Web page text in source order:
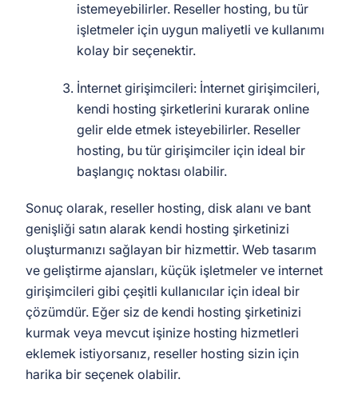
istemeyebilirler. Reseller hosting, bu tür
işletmeler için uygun maliyetli ve kullanımı
kolay bir seçenektir.
İnternet girişimcileri: İnternet girişimcileri,
kendi hosting şirketlerini kurarak online
gelir elde etmek isteyebilirler. Reseller
hosting, bu tür girişimciler için ideal bir
başlangıç noktası olabilir.
Sonuç olarak, reseller hosting, disk alanı ve bant
genişliği satın alarak kendi hosting şirketinizi
oluşturmanızı sağlayan bir hizmettir. Web tasarım
ve geliştirme ajansları, küçük işletmeler ve internet
girişimcileri gibi çeşitli kullanıcılar için ideal bir
çözümdür. Eğer siz de kendi hosting şirketinizi
kurmak veya mevcut işinize hosting hizmetleri
eklemek istiyorsanız, reseller hosting sizin için
harika bir seçenek olabilir.